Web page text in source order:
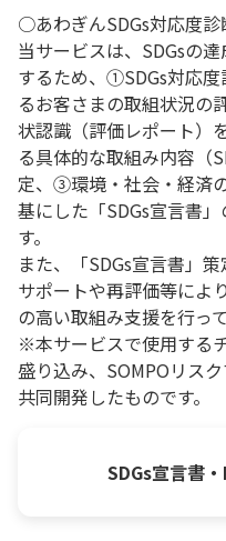
○あわぎんSDGs対応度診
当サービスは、SDGsの
するため、①SDGs対応
るお客さまの取組状況
状認識（評価レポート）
る具体的な取組み内容（
定、③環境・社会・経済
基にした「SDGs宣言書
す。
また、「SDGs宣言書」
サポートや再評価等によ
の高い取組み支援を行っ
※本サービスで使用する
盛り込み、SOMPOリス
共同開発したものです。
SDGs宣言書